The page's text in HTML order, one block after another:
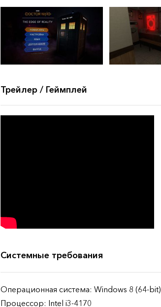
Трейлер / Геймплей
Системные требования
Операционная система: Windows 8 (64-bit)
Процессор: Intel i3-4170